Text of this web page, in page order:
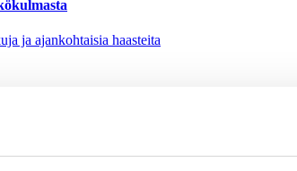
ja ajankohtaisia haasteita